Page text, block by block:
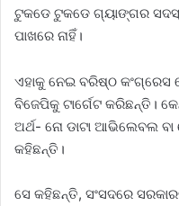
ଟୁକଡେ ଟୁକଡେ ଗ୍ୟାଙ୍ଗର
ପାଖରେ ନାହିଁ।
ଏହାକୁ ନେଇ ବରିଷ୍ଠ କଂଗ୍ରେସ
ବିଜେପିକୁ ଟାର୍ଗେଟ କରିଛନ୍ତି।
ଅର୍ଥ- ନୋ ଡାଟା ଆଭିଲେବଲ
କହିଛନ୍ତି।
ସେ କହିଛନ୍ତି, ସଂସଦରେ